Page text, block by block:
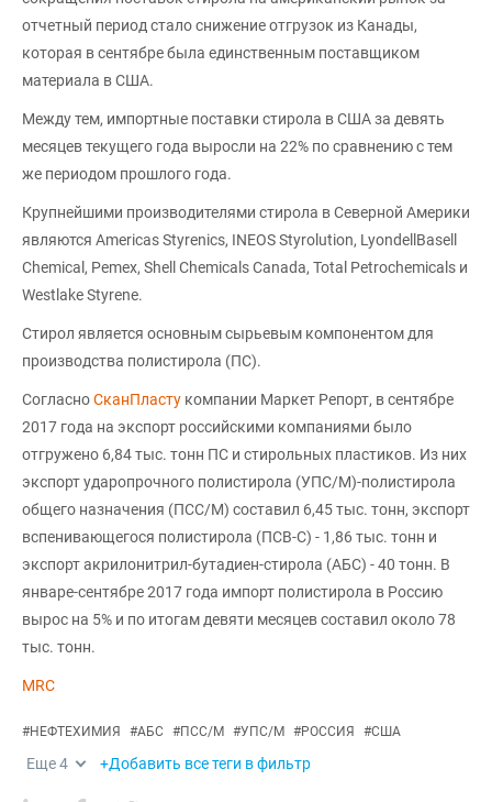
отчетный период стало снижение отгрузок из Канады,
которая в сентябре была единственным поставщиком
материала в США.
Между тем, импортные поставки стирола в США за девять
месяцев текущего года выросли на 22% по сравнению с тем
же периодом прошлого года.
Крупнейшими производителями стирола в Северной Америки
являются Americas Styrenics, INEOS Styrolution, LyondellBasell
Chemical, Pemex, Shell Chemicals Canada, Total Petrochemicals и
Westlake Styrene.
Стирол является основным сырьевым компонентом для
производства полистирола (ПС).
СогласноСканПласту компании Маркет Репорт, в сентябре
2017 года на экспорт российскими компаниями было
отгружено 6,84 тыс. тонн ПС и стирольных пластиков. Из них
экспорт ударопрочного полистирола (УПС/М)-полистирола
общего назначения (ПСС/М) составил 6,45 тыс. тонн, экспорт
вспенивающегося полистирола (ПСВ-С) - 1,86 тыс. тонн и
экспорт акрилонитрил-бутадиен-стирола (АБС) - 40 тонн. В
январе-сентябре 2017 года импорт полистирола в Россию
вырос на 5% и по итогам девяти месяцев составил около 78
тыс. тонн.
MRC
#НЕФТЕХИМИЯ #АБС #ПСС/М #УПС/М #РОССИЯ #США
Еще4 +Добавить все теги в фильтр